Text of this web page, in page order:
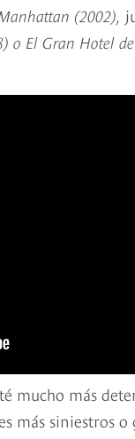
(2002),
o El Gran Hotel
mucho más
más siniestros